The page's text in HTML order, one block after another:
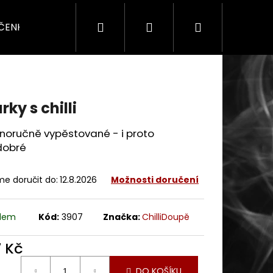
SADY & DÁRKY SEZÓNNÍ
Hledat PřihlášeníNákupní
s chilli
vypěstované - i proto
doručit do:12.8.2026 Možnosti doručení
Kód: 3907 Značka:ChilliDoupě
Kč